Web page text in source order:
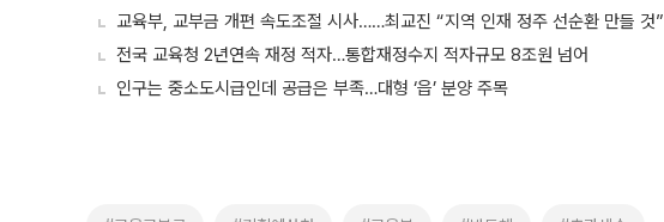
교육부, 교부금 개편 속도조절 시사……최교진 “지역 인재 정주 선순환 만들 것”
전국 교육청 2년연속 재정 적자…통합재정수지 적자규모 8조원 넘어
인구는 중소도시급인데 공급은 부족…대형 ‘읍’ 분양 주목